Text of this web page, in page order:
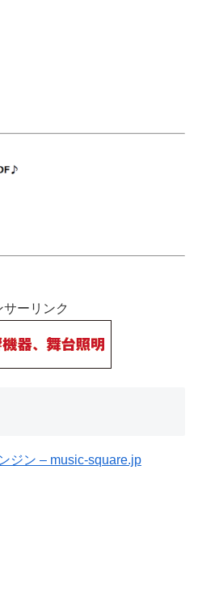
サーリンク
ジン – music-square.jp